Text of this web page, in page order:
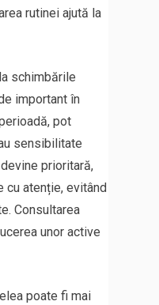
rutinei ajută la
schimbările
important în
pot
sensibilitate
prioritară,
cu atenție, evitând
Consultarea
unor active
poate fi mai